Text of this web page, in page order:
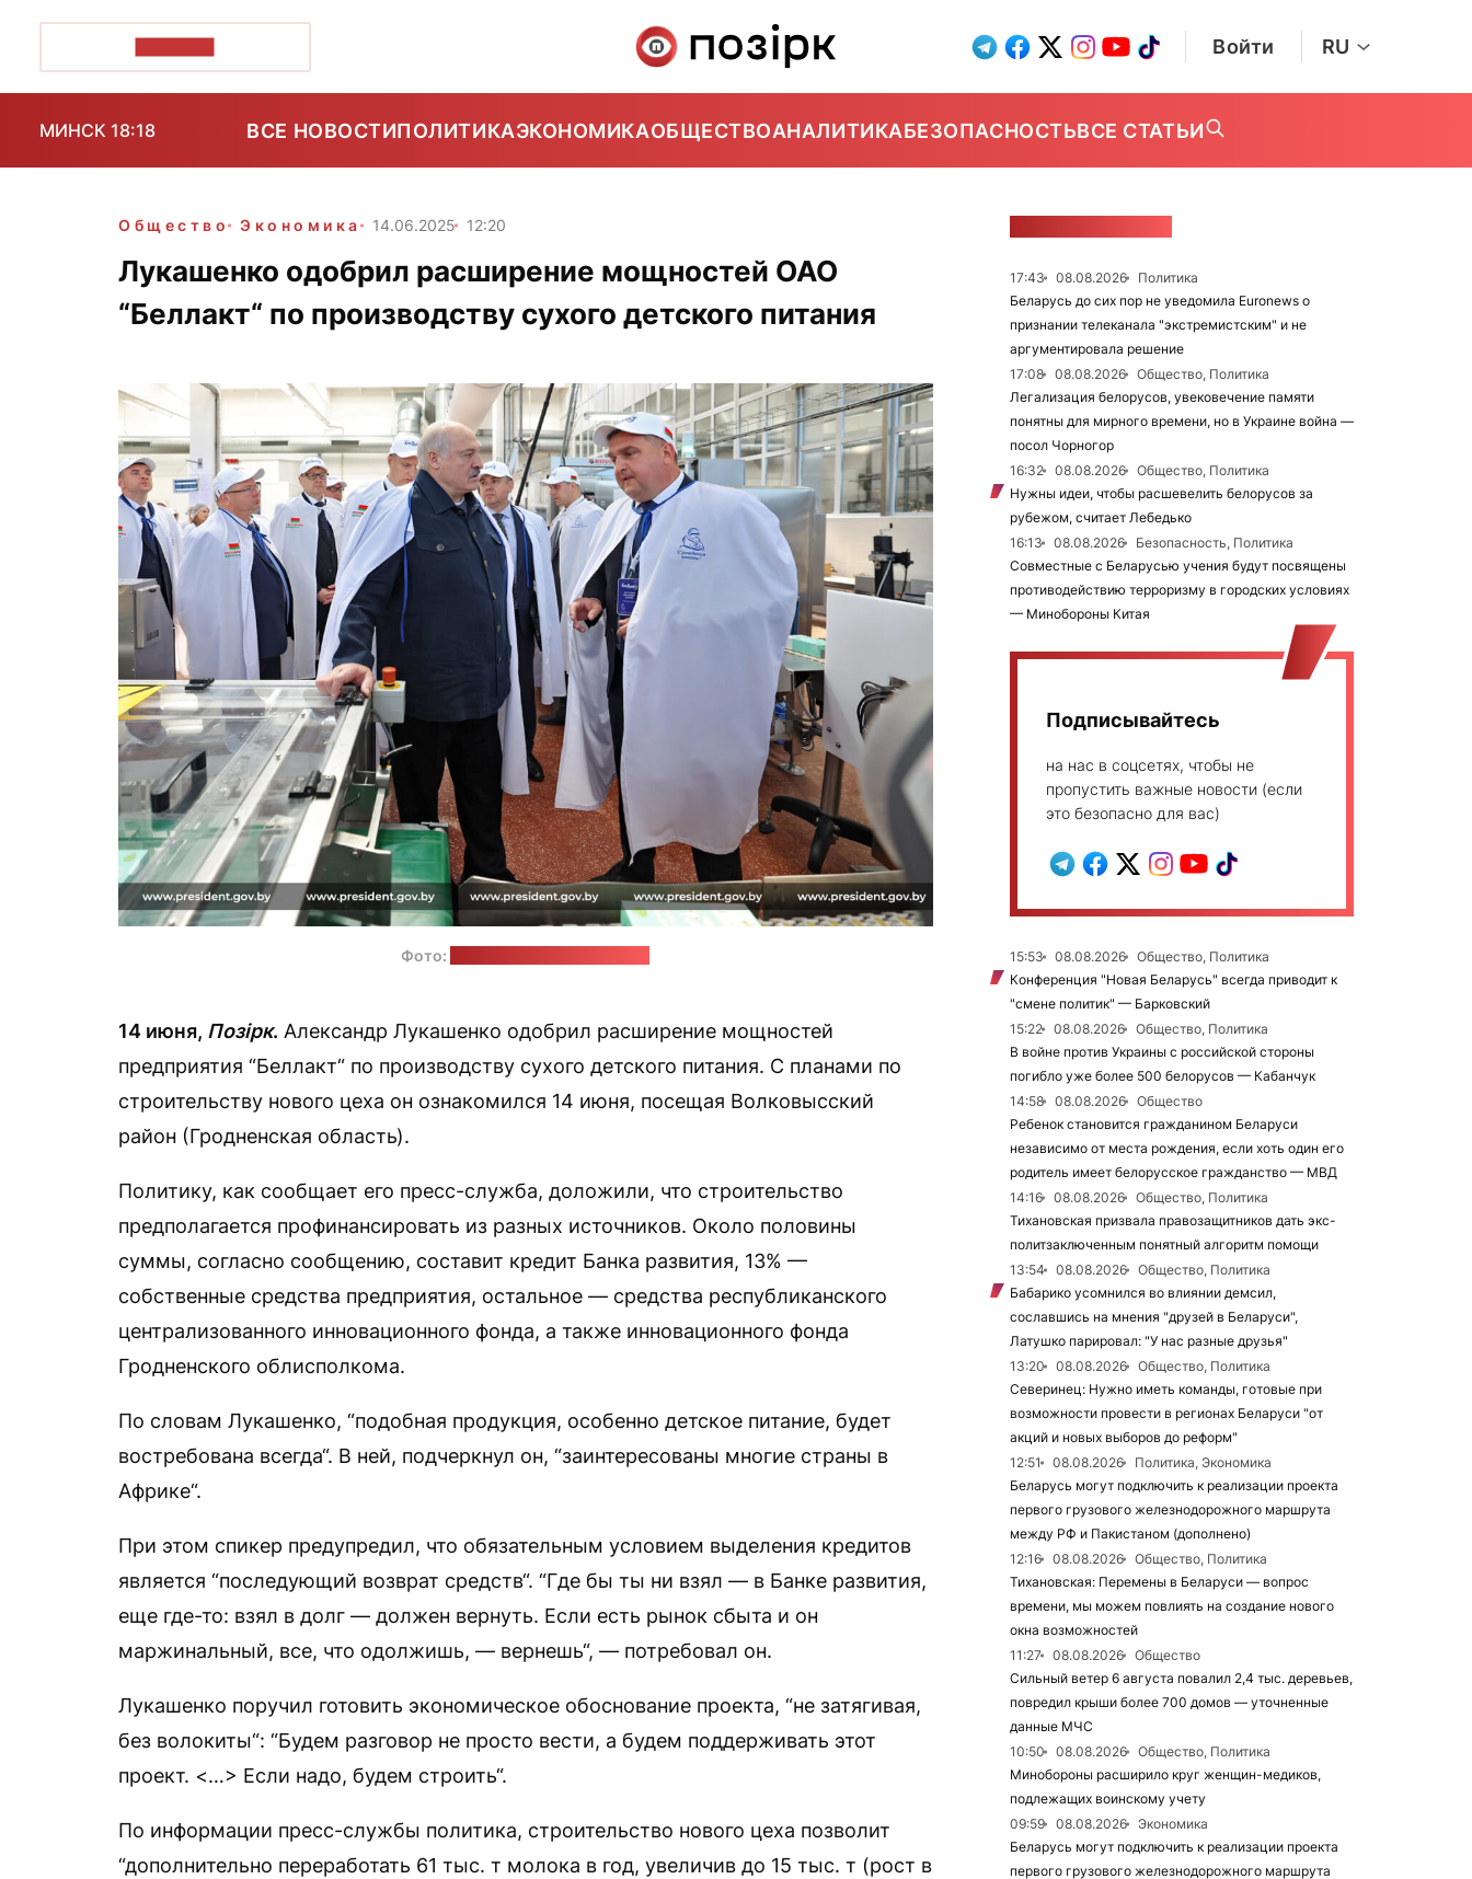
Войти RU
МИНСК 18:18 ВСЕ НОВОСТИПОЛИТИКАЭКОНОМИКАОБЩЕСТВОАНАЛИТИКАБЕЗОПАСНОСТЬВСЕ СТАТЬИ
Общество Экономика 14.06.2025 12:20
Лукашенко одобрил расширение мощностей ОАО
“Беллакт“ по производству сухого детского питания
Фото:
14 июня, Позірк. Александр Лукашенко одобрил расширение мощностей
предприятия “Беллакт“ по производству сухого детского питания. С планами по
строительству нового цеха он ознакомился 14 июня, посещая Волковысский
район (Гродненская область).
Политику, как сообщает его пресс-служба, доложили, что строительство
предполагается профинансировать из разных источников. Около половины
суммы, согласно сообщению, составит кредит Банка развития, 13% —
собственные средства предприятия, остальное — средства республиканского
централизованного инновационного фонда, а также инновационного фонда
Гродненского облисполкома.
По словам Лукашенко, “подобная продукция, особенно детское питание, будет
востребована всегда“. В ней, подчеркнул он, “заинтересованы многие страны в
Африке“.
При этом спикер предупредил, что обязательным условием выделения кредитов
является “последующий возврат средств“. “Где бы ты ни взял — в Банке развития,
еще где-то: взял в долг — должен вернуть. Если есть рынок сбыта и он
маржинальный, все, что одолжишь, — вернешь“, — потребовал он.
Лукашенко поручил готовить экономическое обоснование проекта, “не затягивая,
без волокиты“: “Будем разговор не просто вести, а будем поддерживать этот
проект. <…> Если надо, будем строить“.
По информации пресс-службы политика, строительство нового цеха позволит
“дополнительно переработать 61 тыс. т молока в год, увеличив до 15 тыс. т (рост в
17:43 08.08.2026
Политика
Беларусь до сих пор не уведомила Euronews о
признании телеканала "экстремистским" и не
аргументировала решение
17:08
08.08.2026
Общество, Политика
Легализация белорусов, увековечение памяти
понятны для мирного времени, но в Украине война —
посол Чорногор
16:32
08.08.2026
Общество, Политика
Нужны идеи, чтобы расшевелить белорусов за
рубежом, считает Лебедько
16:13
08.08.2026
Безопасность, Политика
Совместные с Беларусью учения будут посвящены
противодействию терроризму в городских условиях
— Минобороны Китая
Подписывайтесь
на нас в соцсетях, чтобы не
пропустить важные новости (если
это безопасно для вас)
15:53 08.08.2026
Общество, Политика
Конференция "Новая Беларусь" всегда приводит к
"смене политик" — Барковский
15:22
08.08.2026
Общество, Политика
В войне против Украины с российской стороны
погибло уже более 500 белорусов — Кабанчук
14:58
08.08.2026
Общество
Ребенок становится гражданином Беларуси
независимо от места рождения, если хоть один его
родитель имеет белорусское гражданство — МВД
14:16
08.08.2026
Общество, Политика
Тихановская призвала правозащитников дать экс-
политзаключенным понятный алгоритм помощи
13:54
08.08.2026
Общество, Политика
Бабарико усомнился во влиянии демсил,
сославшись на мнения "друзей в Беларуси",
Латушко парировал: "У нас разные друзья"
13:20
08.08.2026
Общество, Политика
Северинец: Нужно иметь команды, готовые при
возможности провести в регионах Беларуси "от
акций и новых выборов до реформ"
12:51
08.08.2026
Политика, Экономика
Беларусь могут подключить к реализации проекта
первого грузового железнодорожного маршрута
между РФ и Пакистаном (дополнено)
12:16
08.08.2026
Общество, Политика
Тихановская: Перемены в Беларуси — вопрос
времени, мы можем повлиять на создание нового
окна возможностей
11:27
08.08.2026
Общество
Сильный ветер 6 августа повалил 2,4 тыс. деревьев,
повредил крыши более 700 домов — уточненные
данные МЧС
10:50
08.08.2026
Общество, Политика
Минобороны расширило круг женщин-медиков,
подлежащих воинскому учету
09:59
08.08.2026
Экономика
Беларусь могут подключить к реализации проекта
первого грузового железнодорожного маршрута